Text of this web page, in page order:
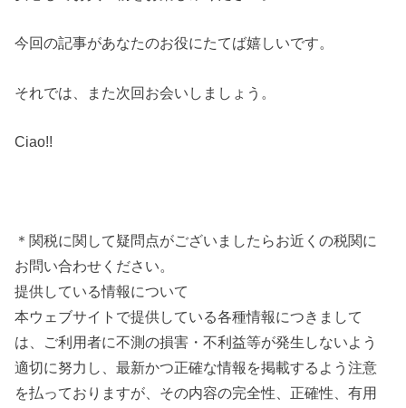
今回の記事があなたのお役にたてば嬉しいです。
それでは、また次回お会いしましょう。
Ciao!!
＊関税に関して疑問点がございましたらお近くの税関に
お問い合わせください。
提供している情報について
本ウェブサイトで提供している各種情報につきまして
は、ご利用者に不測の損害・不利益等が発生しないよう
適切に努力し、最新かつ正確な情報を掲載するよう注意
を払っておりますが、その内容の完全性、正確性、有用